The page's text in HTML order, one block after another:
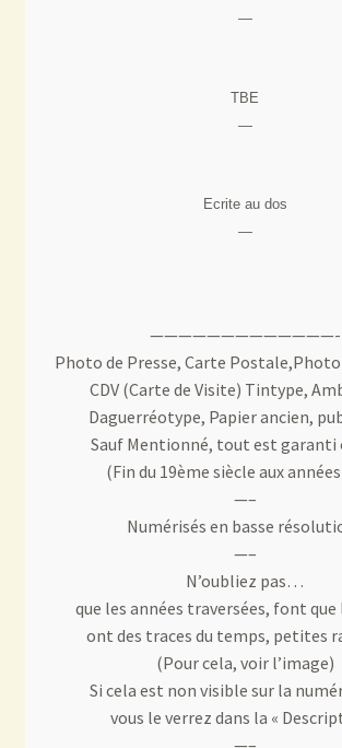
—
TBE
—
Ecrite au dos
—
—————————————-
Photo de Presse, Carte
CDV (Carte de Visite) Tintype,
Daguerréotype, Papier ancien,
Sauf Mentionné, tout est garanti
(Fin du 19ème siècle aux
—–
Numérisés en basse
—–
N’oubliez pas…
que les années traversées, font
ont des traces du temps, petites
(Pour cela, voir l’image)
Si cela est non visible sur la
vous le verrez dans la «